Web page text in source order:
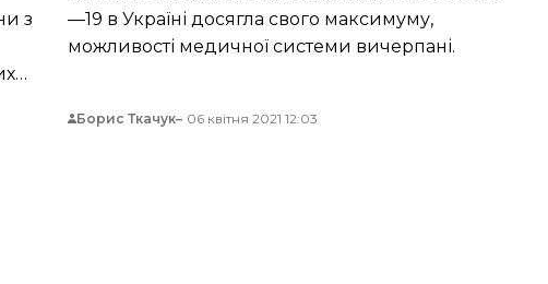
з
—19 в Україні досягла свого максимуму,
можливості медичної системи вичерпані.
Борис Ткачук 06 квітня 2021 12:03